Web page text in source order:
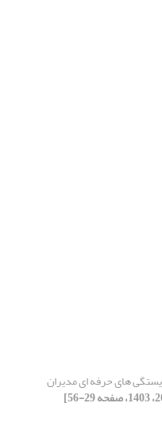
های حرفه ای مدیران